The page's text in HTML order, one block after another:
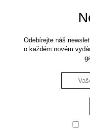
Odebírejte náš
o každém novém